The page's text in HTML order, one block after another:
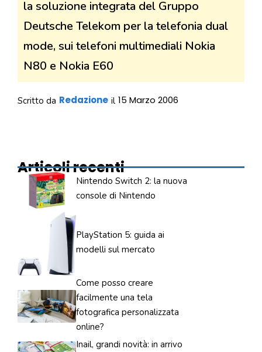
la soluzione integrata del Gruppo
Deutsche Telekom per la telefonia dual
mode, sui telefoni multimediali Nokia
N80 e Nokia E60
Scritto da Redazione il 15 Marzo 2006
Articoli recenti
Nintendo Switch 2: la nuova
console di Nintendo
PlayStation 5: guida ai
modelli sul mercato
Come posso creare
facilmente una tela
fotografica personalizzata
online?
Inail, grandi novità: in arrivo